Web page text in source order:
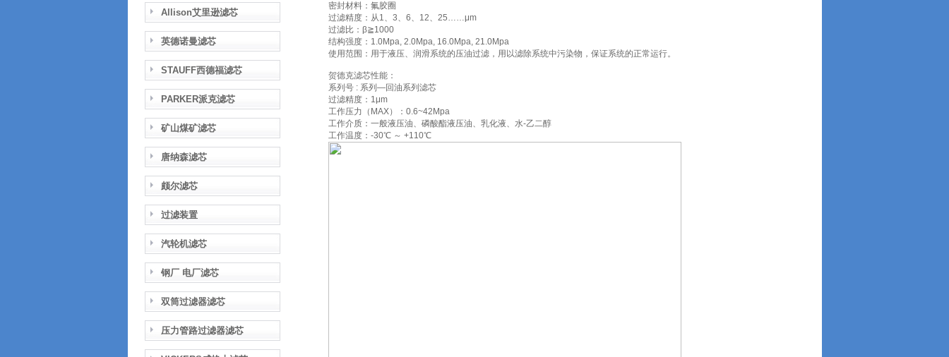
Allison艾里逊滤芯
英德诺曼滤芯
STAUFF西德福滤芯
PARKER派克滤芯
矿山煤矿滤芯
唐纳森滤芯
颇尔滤芯
过滤装置
汽轮机滤芯
钢厂 电厂滤芯
双筒过滤器滤芯
压力管路过滤器滤芯
密封材料：氟胶圈
过滤精度：从1、3、6、12、25……μm
过滤比：β≧1000
结构强度：1.0Mpa, 2.0Mpa, 16.0Mpa, 21.0Mpa
使用范围：用于液压、润滑系统的压油过滤，用以滤除系统中污染物，保证系统的正常运行。
贺德克滤芯性能：
系列号 : 系列—回油系列滤芯
过滤精度：1μm
工作压力（MAX）：0.6~42Mpa
工作介质：一般液压油、磷酸酯液压油、乳化液、水-乙二醇
工作温度：-30℃ ～ +110℃